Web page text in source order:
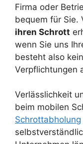
Firma oder
bequem für Sie.
ihren Schrott
wenn Sie uns
besteht also
Verpflichtungen
Verlässlichkeit
beim mobilen
Schrottabholung